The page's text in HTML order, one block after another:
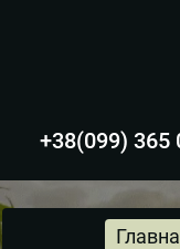
+38(099) 365